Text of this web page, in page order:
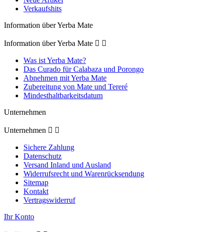
Verkaufshits
Information über Yerba Mate
Information über Yerba Mate  
Was ist Yerba Mate?
Das Curado für Calabaza und Porongo
Abnehmen mit Yerba Mate
Zubereitung von Mate und Tereré
Mindesthaltbarkeitsdatum
Unternehmen
Unternehmen  
Sichere Zahlung
Datenschutz
Versand Inland und Ausland
Widerrufsrecht und Warenrücksendung
Sitemap
Kontakt
Vertragswiderruf
Ihr Konto